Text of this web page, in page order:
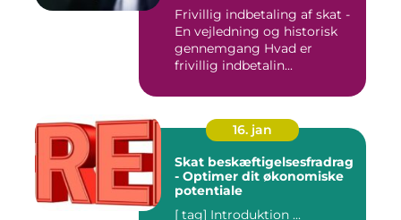
Frivillig indbetaling af skat -
En vejledning og historisk
gennemgang Hvad er
frivillig indbetalin...
16. jan
Skat beskæftigelsesfradrag
- Optimer dit økonomiske
potentiale
[ tag] Introduktion ...